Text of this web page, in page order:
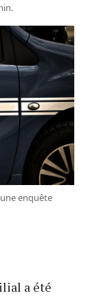
enquête
a été